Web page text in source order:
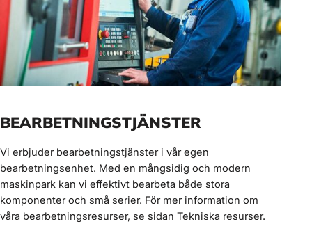
BEARBETNINGSTJÄNSTER
Vi erbjuder bearbetningstjänster i vår egen
bearbetningsenhet. Med en mångsidig och modern
maskinpark kan vi effektivt bearbeta både stora
komponenter och små serier. För mer information om
våra bearbetningsresurser, se sidan Tekniska resurser.